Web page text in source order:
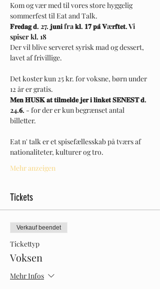
Kom og vær med til vores store hyggelig
sommerfest til Eat and Talk.
𝐅𝐫𝐞𝐝𝐚𝐠 𝐝. 27. 𝐣𝐮𝐧𝐢 fra 𝐤𝐥. 𝟏𝟕 𝐩𝐚̊ 𝐕æ𝐫𝐟𝐭𝐞𝐭.Vi
spiser kl. 18
Der vil blive serveret syrisk mad og dessert,
lavet af frivillige.
Det koster kun 25 kr. for voksne, børn under
12 år er gratis.
𝐌𝐞𝐧 𝐇𝐔𝐒𝐊 𝐚𝐭 𝐭𝐢𝐥𝐦𝐞𝐥𝐝𝐞 𝐣𝐞𝐫 𝐢 𝐥𝐢𝐧𝐤𝐞𝐭 𝐒𝐄𝐍𝐄𝐒𝐓 𝐝.
24.𝟔. - for der er kun begrænset antal
billetter.
Eat n' talk er et spisefællesskab på tværs af
nationaliteter, kulturer og tro.
Mehr anzeigen
Tickets
Verkauf beendet
Tickettyp
Voksen
Mehr Infos